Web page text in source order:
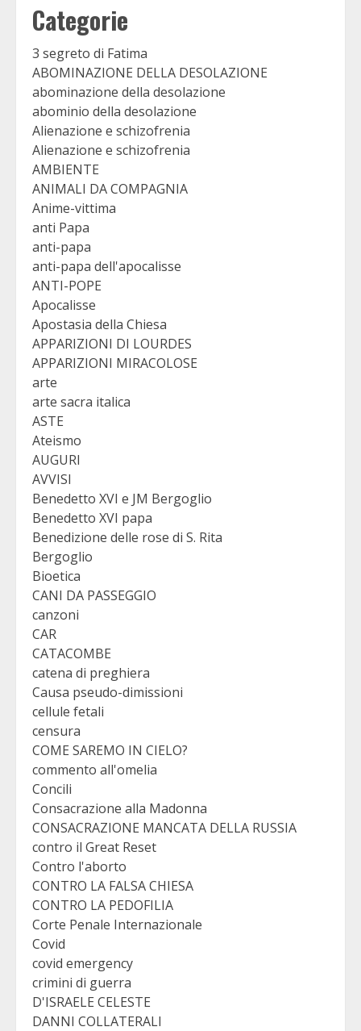
Categorie
3 segreto di Fatima
ABOMINAZIONE DELLA DESOLAZIONE
abominazione della desolazione
abominio della desolazione
Alienazione e schizofrenia
Alienazione e schizofrenia
AMBIENTE
ANIMALI DA COMPAGNIA
Anime-vittima
anti Papa
anti-papa
anti-papa dell'apocalisse
ANTI-POPE
Apocalisse
Apostasia della Chiesa
APPARIZIONI DI LOURDES
APPARIZIONI MIRACOLOSE
arte
arte sacra italica
ASTE
Ateismo
AUGURI
AVVISI
Benedetto XVI e JM Bergoglio
Benedetto XVI papa
Benedizione delle rose di S. Rita
Bergoglio
Bioetica
CANI DA PASSEGGIO
canzoni
CAR
CATACOMBE
catena di preghiera
Causa pseudo-dimissioni
cellule fetali
censura
COME SAREMO IN CIELO?
commento all'omelia
Concili
Consacrazione alla Madonna
CONSACRAZIONE MANCATA DELLA RUSSIA
contro il Great Reset
Contro l'aborto
CONTRO LA FALSA CHIESA
CONTRO LA PEDOFILIA
Corte Penale Internazionale
Covid
covid emergency
crimini di guerra
D'ISRAELE CELESTE
DANNI COLLATERALI